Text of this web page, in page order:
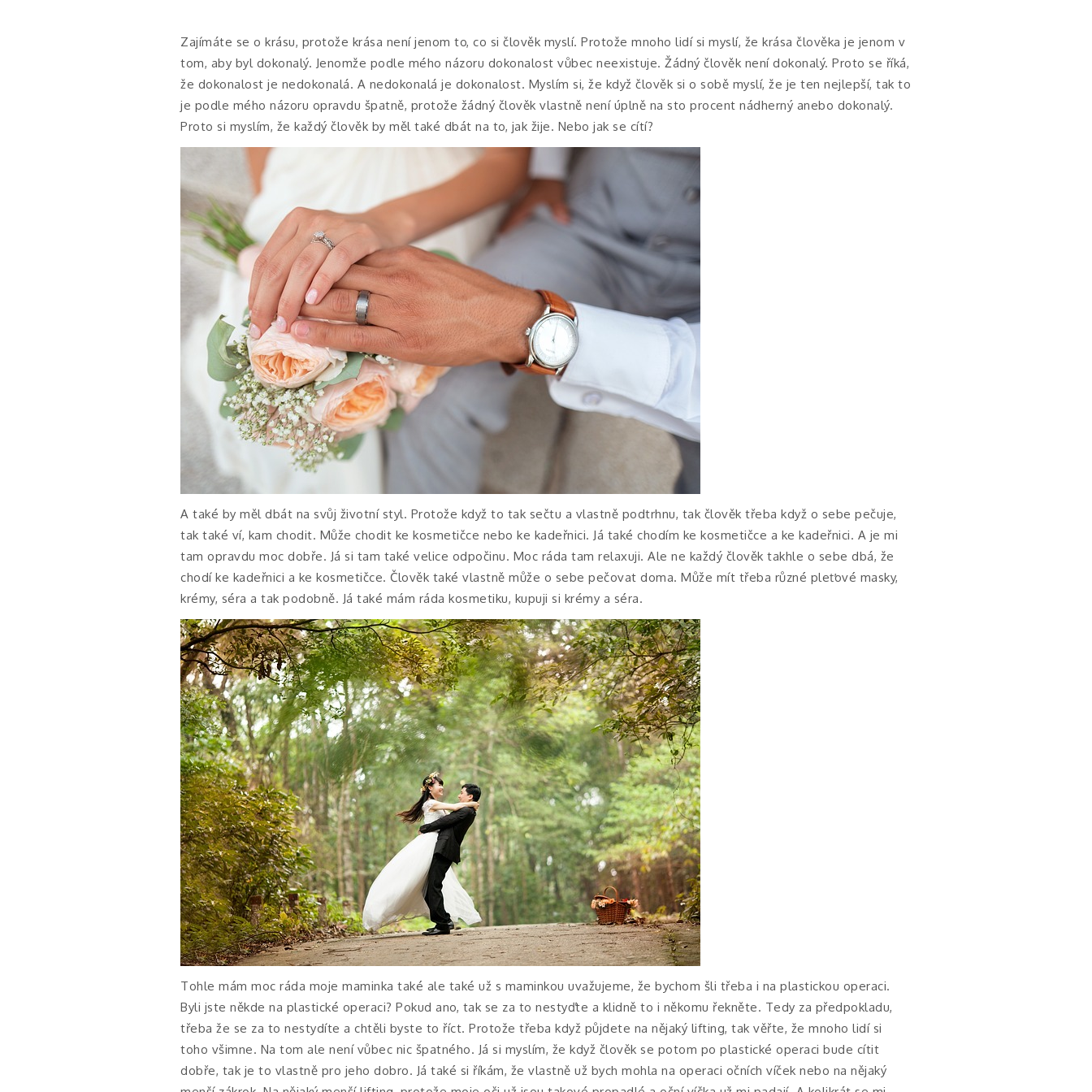
Zajímáte se o krásu, protože krása není jenom to, co si člověk myslí. Protože mnoho lidí si myslí, že krása člověka je jenom v
tom, aby byl dokonalý. Jenomže podle mého názoru dokonalost vůbec neexistuje. Žádný člověk není dokonalý. Proto se říká,
že dokonalost je nedokonalá. A nedokonalá je dokonalost. Myslím si, že když člověk si o sobě myslí, že je ten nejlepší, tak to
je podle mého názoru opravdu špatně, protože žádný člověk vlastně není úplně na sto procent nádherný anebo dokonalý.
Proto si myslím, že každý člověk by měl také dbát na to, jak žije. Nebo jak se cítí?
A také by měl dbát na svůj životní styl. Protože když to tak sečtu a vlastně podtrhnu, tak člověk třeba když o sebe pečuje,
tak také ví, kam chodit. Může chodit ke kosmetičce nebo ke kadeřnici. Já také chodím ke kosmetičce a ke kadeřnici. A je mi
tam opravdu moc dobře. Já si tam také velice odpočinu. Moc ráda tam relaxuji. Ale ne každý člověk takhle o sebe dbá, že
chodí ke kadeřnici a ke kosmetičce. Člověk také vlastně může o sebe pečovat doma. Může mít třeba různé pleťové masky,
krémy, séra a tak podobně. Já také mám ráda kosmetiku, kupuji si krémy a séra.
Tohle mám moc ráda moje maminka také ale také už s maminkou uvažujeme, že bychom šli třeba i na plastickou operaci.
Byli jste někde na plastické operaci? Pokud ano, tak se za to nestyďte a klidně to i někomu řekněte. Tedy za předpokladu,
třeba že se za to nestydíte a chtěli byste to říct. Protože třeba když půjdete na nějaký lifting, tak věřte, že mnoho lidí si
toho všimne. Na tom ale není vůbec nic špatného. Já si myslím, že když člověk se potom po plastické operaci bude cítit
dobře, tak je to vlastně pro jeho dobro. Já také si říkám, že vlastně už bych mohla na operaci očních víček nebo na nějaký